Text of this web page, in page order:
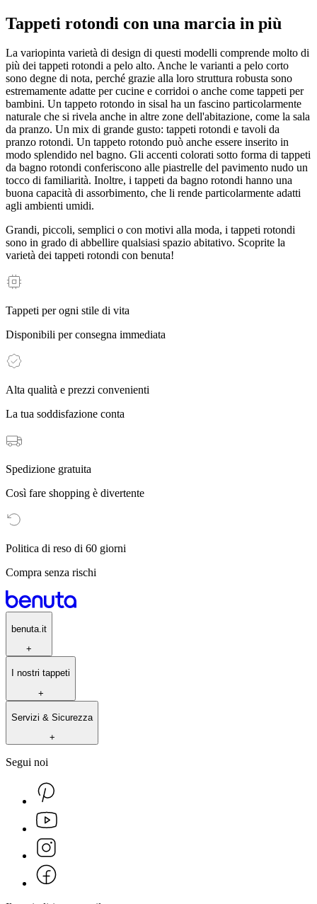
Tappeti rotondi con una marcia in più
La variopinta varietà di design di questi modelli comprende molto di
più dei tappeti rotondi a pelo alto. Anche le varianti a pelo corto
sono degne di nota, perché grazie alla loro struttura robusta sono
estremamente adatte per cucine e corridoi o anche come tappeti per
bambini. Un tappeto rotondo in sisal ha un fascino particolarmente
naturale che si rivela anche in altre zone dell'abitazione, come la sala
da pranzo. Un mix di grande gusto: tappeti rotondi e tavoli da
pranzo rotondi. Un tappeto rotondo può anche essere inserito in
modo splendido nel bagno. Gli accenti colorati sotto forma di tappeti
da bagno rotondi conferiscono alle piastrelle del pavimento nudo un
tocco di familiarità. Inoltre, i tappeti da bagno rotondi hanno una
buona capacità di assorbimento, che li rende particolarmente adatti
agli ambienti umidi.
Grandi, piccoli, semplici o con motivi alla moda, i tappeti rotondi
sono in grado di abbellire qualsiasi spazio abitativo. Scoprite la
varietà dei tappeti rotondi con benuta!
Tappeti per ogni stile di vita
Disponibili per consegna immediata
Alta qualità e prezzi convenienti
La tua soddisfazione conta
Spedizione gratuita
Così fare shopping è divertente
Politica di reso di 60 giorni
Compra senza rischi
benuta.it
+
I nostri tappeti
+
Servizi & Sicurezza
+
Segui noi